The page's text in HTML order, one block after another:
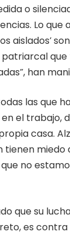
o
Lo que
aislados’
han
las que
el trabajo,
casa.
tienen miedo
no
que su
es contra